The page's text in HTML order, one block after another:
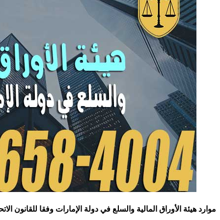
موارد هيئة الأوراق المالية والسلع في دولة الإمارات وفقا للقانون